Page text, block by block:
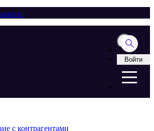
Войти
с контрагентами